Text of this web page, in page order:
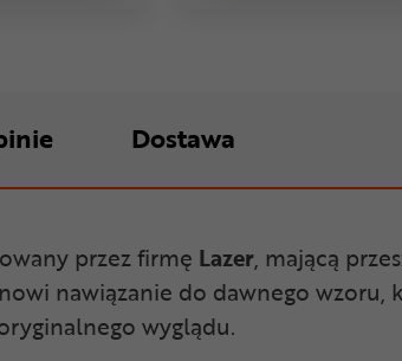
Dostawa
przez firmę Lazer, mającą
nawiązanie do dawnego
wyglądu.